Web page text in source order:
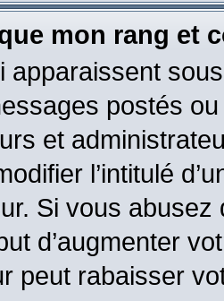
mon rang et
apparaissent
postés
et
l’intitulé
Si vous
d’augmenter
peut rabaisser